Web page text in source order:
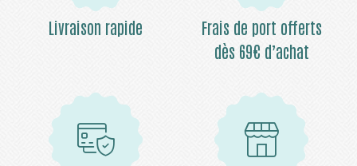
Livraison rapide
Frais de port offerts
dès 69€ d’achat